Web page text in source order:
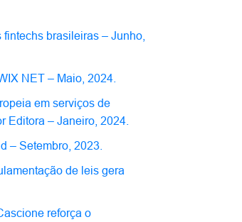
brasileiras – Junho,
NET – Maio, 2024.
em serviços de
Editora – Janeiro, 2024.
– Setembro, 2023.
de leis gera
reforça o